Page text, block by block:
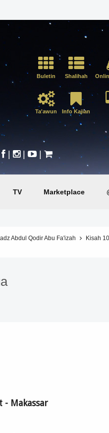
Buletin Shalihah
Ta'awun Info Kajian
| |
TV Marketplace
Abdul Qodir Abu Fa'izah
Kisah 10
Makassar